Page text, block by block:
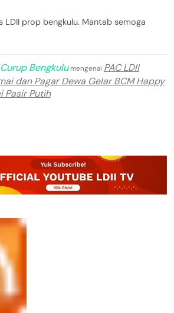
LDII prop bengkulu. Mantab semoga
Bengkulumengenai PAC LDII
dan Pagar Dewa Gelar BCM Happy
Pasir Putih